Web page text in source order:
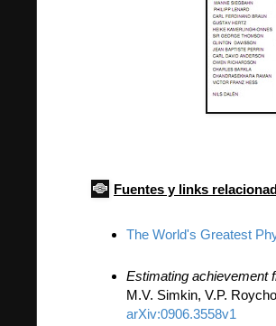
Fuentes y links
The World's Greatest
Estimating achievement
M.V. Simkin, V.P.
arXiv:0906.3558v1